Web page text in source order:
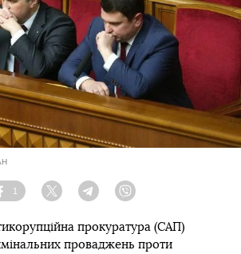
Facebook
1
Twitter TelegramViber
прокуратура (САП)
проваджень проти